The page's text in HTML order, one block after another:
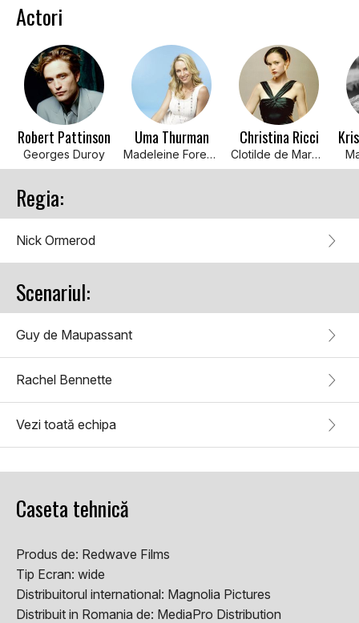
Actori
Robert Pattinson
Georges Duroy
Uma Thurman
Madeleine Forestier
Christina Ricci
Clotilde de Marelle
Regia:
Nick Ormerod
Scenariul:
Guy de Maupassant
Rachel Bennette
Vezi toată echipa
Caseta tehnică
Produs de: Redwave Films
Tip Ecran: wide
Distribuitorul international: Magnolia Pictures
Distribuit in Romania de: MediaPro Distribution